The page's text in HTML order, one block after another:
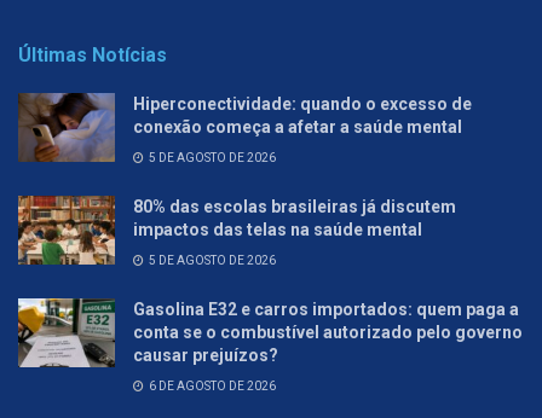
Últimas Notícias
Hiperconectividade: quando o excesso de
conexão começa a afetar a saúde mental
5 DE AGOSTO DE 2026
80% das escolas brasileiras já discutem
impactos das telas na saúde mental
5 DE AGOSTO DE 2026
Gasolina E32 e carros importados: quem paga a
conta se o combustível autorizado pelo governo
causar prejuízos?
6 DE AGOSTO DE 2026